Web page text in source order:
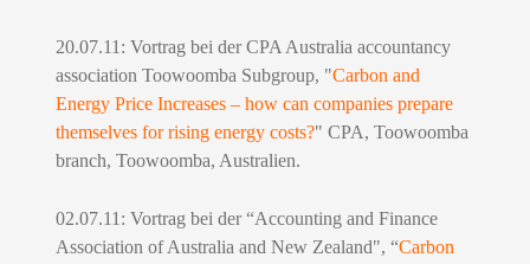
20.07.11: Vortrag bei der CPA Australia accountancy
association Toowoomba Subgroup, "Carbon and
Energy Price Increases – how can companies prepare
themselves for rising energy costs?" CPA, Toowoomba
branch, Toowoomba, Australien.
02.07.11: Vortrag bei der “Accounting and Finance
Association of Australia and New Zealand", “Carbon